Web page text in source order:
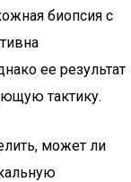
биопсия с
ее результат
тактику.
может ли